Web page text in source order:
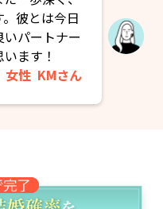
彼とは今日
パートナー
ます！
女性 KMさん